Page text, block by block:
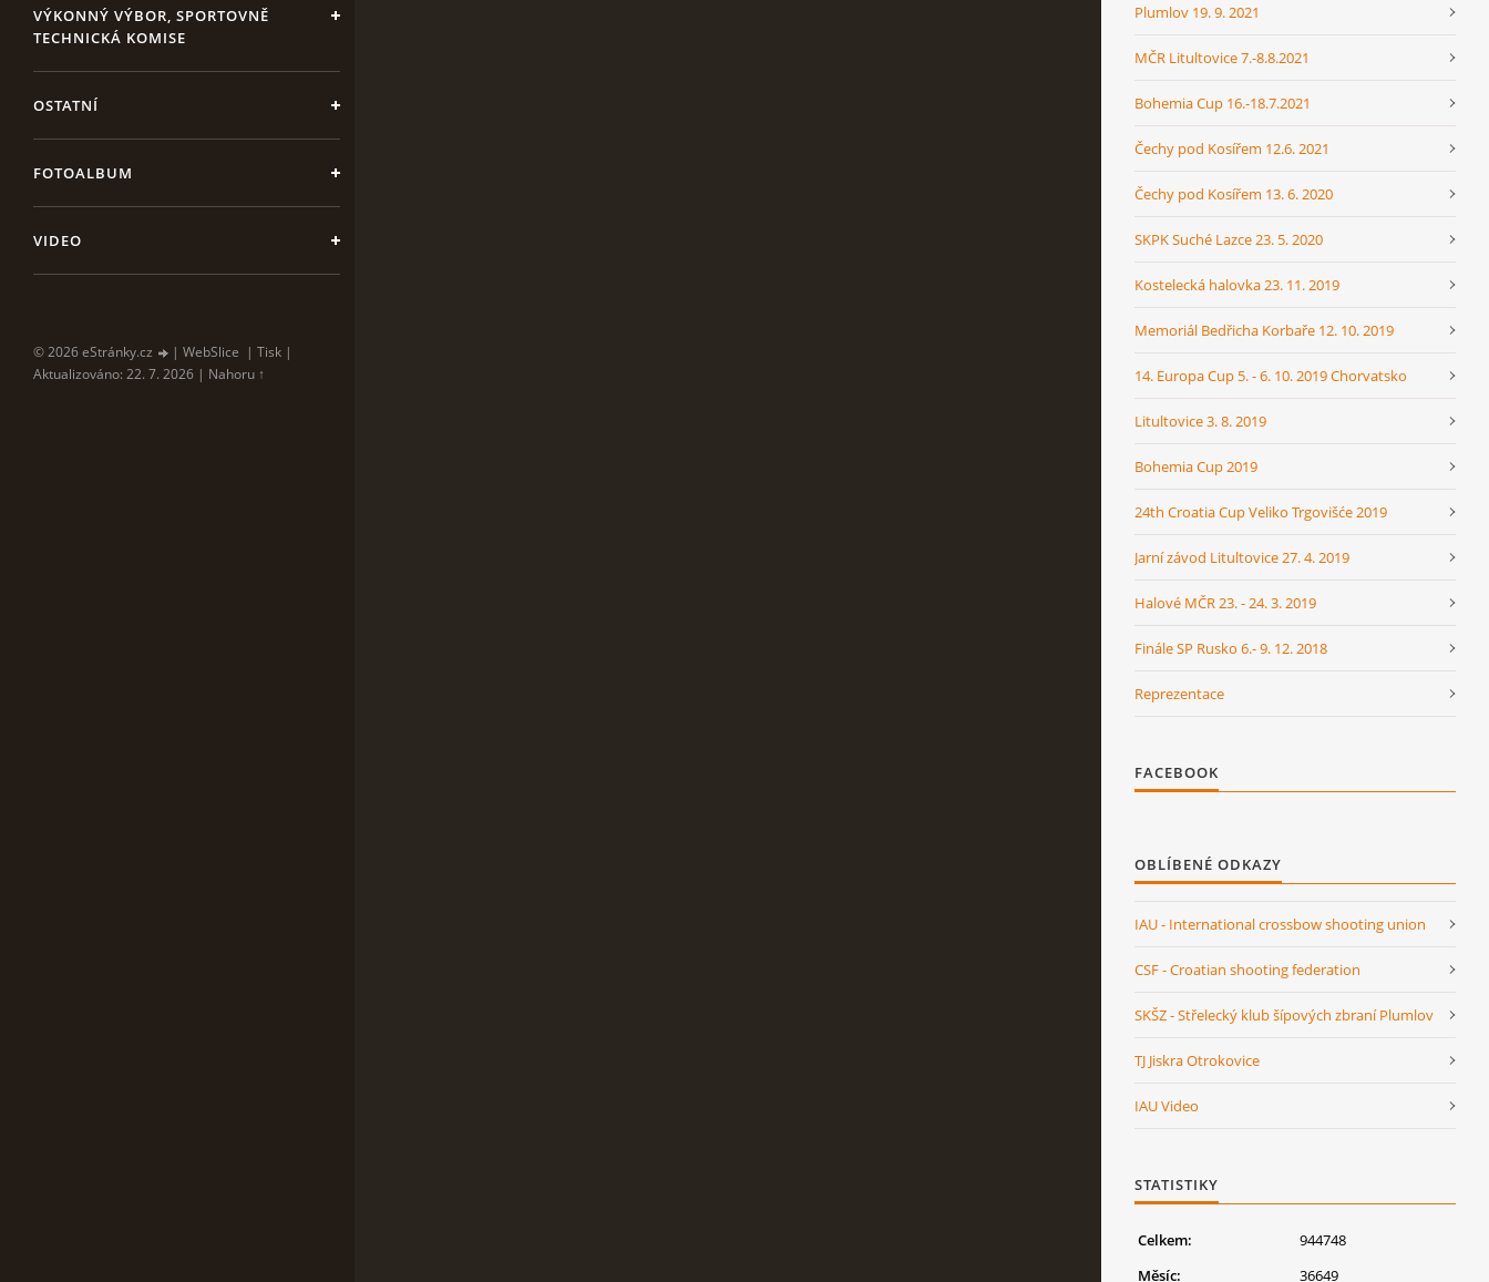
VÝKONNÝ VÝBOR, SPORTOVNĚ
TECHNICKÁ KOMISE
OSTATNÍ
FOTOALBUM
VIDEO
© 2026 eStránky.cz | WebSlice | Tisk |
Aktualizováno: 22. 7. 2026 | Nahoru ↑
Plumlov 19. 9. 2021
MČR Litultovice 7.-8.8.2021
Bohemia Cup 16.-18.7.2021
Čechy pod Kosířem 12.6. 2021
Čechy pod Kosířem 13. 6. 2020
SKPK Suché Lazce 23. 5. 2020
Kostelecká halovka 23. 11. 2019
Memoriál Bedřicha Korbaře 12. 10. 2019
14. Europa Cup 5. - 6. 10. 2019 Chorvatsko
Litultovice 3. 8. 2019
Bohemia Cup 2019
24th Croatia Cup Veliko Trgovišće 2019
Jarní závod Litultovice 27. 4. 2019
Halové MČR 23. - 24. 3. 2019
Finále SP Rusko 6.- 9. 12. 2018
Reprezentace
FACEBOOK
OBLÍBENÉ ODKAZY
IAU - International crossbow shooting union
CSF - Croatian shooting federation
SKŠZ - Střelecký klub šípových zbraní Plumlov
TJ Jiskra Otrokovice
IAU Video
STATISTIKY
Celkem:
944748
Měsíc:
36649